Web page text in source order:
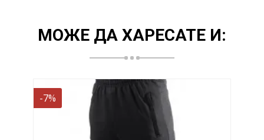
МОЖЕ ДА ХАРЕСАТЕ И:
-7%